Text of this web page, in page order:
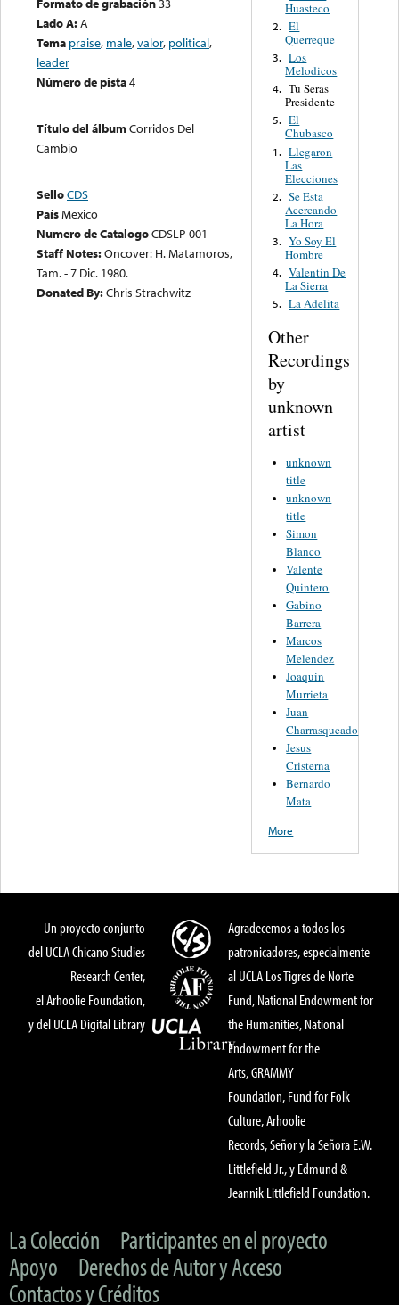
Lado A:A
Tema praise, male,valor, political,
leader
Número de pista4
Título del álbumCorridos Del
Cambio
SelloCDS
PaísMexico
Numero de CatalogoCDSLP-001
Staff Notes:Oncover: H. Matamoros,
Tam. - 7 Dic. 1980.
Donated By:Chris Strachwitz
Huasteco
2. El
Querreque
3. Los
Melodicos
4. Tu Seras
Presidente
5. El
Chubasco
1. Llegaron
Las
Elecciones
2. Se Esta
Acercando
La Hora
3. Yo Soy El
Hombre
4. Valentin De
La Sierra
5. La Adelita
Other
Recordings
by
unknown
artist
unknown
title
unknown
title
Simon
Blanco
Valente
Quintero
Gabino
Barrera
Marcos
Melendez
Joaquin
Murrieta
Juan
Charrasqueado
Jesus
Cristerna
Bernardo
Mata
More
Un proyecto conjunto
del UCLA Chicano Studies
Research Center,
el Arhoolie Foundation,
y del UCLA Digital Library
Agradecemos a todos los
patronicadores, especialmente
al UCLA Los Tigres de Norte
Fund, National Endowment for
the Humanities, National
Endowment for the
Arts, GRAMMY
Foundation, Fund for Folk
Culture, Arhoolie
Records, Señor y la Señora E.W.
Littlefield Jr., y Edmund &
Jeannik Littlefield Foundation.
La Colección
Participantes en el proyecto
Apoyo
Derechos de Autor y Acceso
Contactos y Créditos